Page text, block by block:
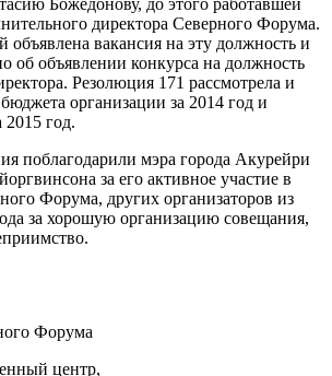
директора Северного Форума.
вакансия на эту должность и
об объявлении конкурса на должность
Резолюция 171 рассмотрела и
организации за 2014 год и
год.
поблагодарили мэра города Акурейри
за его активное участие в
Форума, других организаторов из
за хорошую организацию совещания,
Форума
центр,